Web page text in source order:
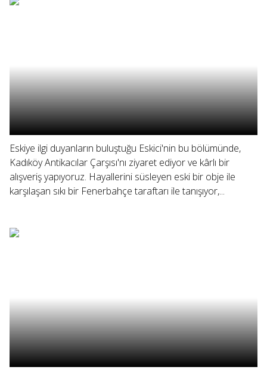
Eskiye ilgi duyanların buluştuğu Eskici'nin bu bölümünde,
Kadıköy Antikacılar Çarşısı'nı ziyaret ediyor ve kârlı bir
alışveriş yapıyoruz. Hayallerini süsleyen eski bir obje ile
karşılaşan sıkı bir Fenerbahçe taraftarı ile tanışıyor,...